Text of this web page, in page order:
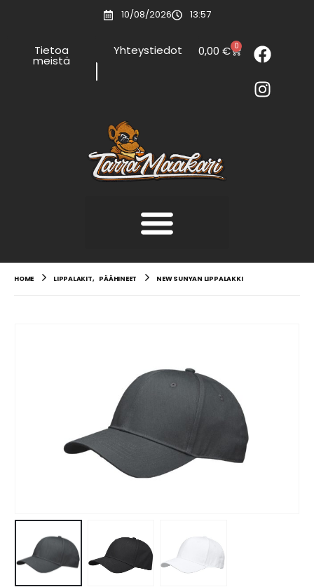
10/08/2026 13:57
Tietoa
meistä
Yhteystiedot 0,00€ 0
HOME LIPPALAKIT, PÄÄHINEET NEW SUNYAN LIPPALAKKI